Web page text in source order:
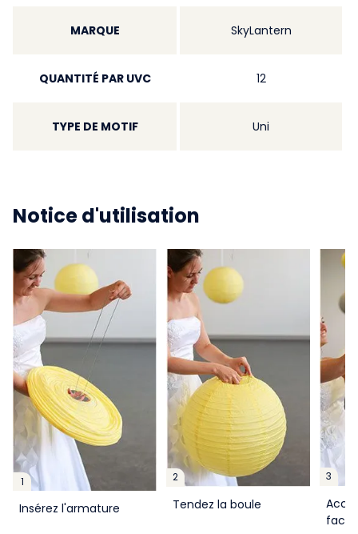
MARQUE SkyLantern
QUANTITÉ PAR UVC 12
TYPE DE MOTIF Uni
Notice d'utilisation
1
Insérez l'armature
2
Tendez la boule
3